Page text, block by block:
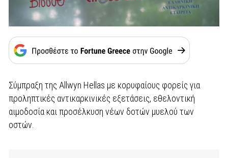
Σύμπραξη της Allwyn Hellas με κορυφαίους φορείς για
προληπτικές αντικαρκινικές εξετάσεις, εθελοντική
αιμοδοσία και προσέλκυση νέων δοτών μυελού των
οστών.